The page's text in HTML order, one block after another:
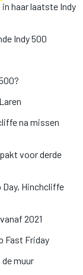
haar laatste Indy
Indy 500
na missen
voor derde
Hinchcliffe
2021
Fast Friday
muur